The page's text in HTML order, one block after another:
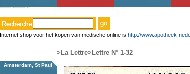
Internet shop voor het kopen van medische online is http://www.apotheek-
>La Lettre>Lettre N° 1-32
Amsterdam, St Paul